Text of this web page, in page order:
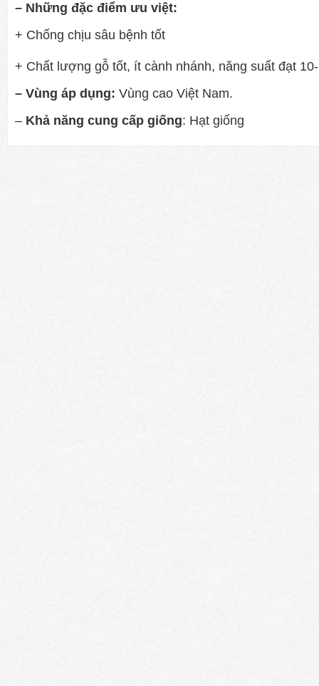
– Những đặc điểm ưu việt:
+ Chống chịu sâu bệnh tốt
+ Chất lượng gỗ tốt, ít cành nhánh, năng suất đạt
– Vùng áp dụng: Vùng cao Việt Nam.
– Khả năng cung cấp giống: Hạt giống